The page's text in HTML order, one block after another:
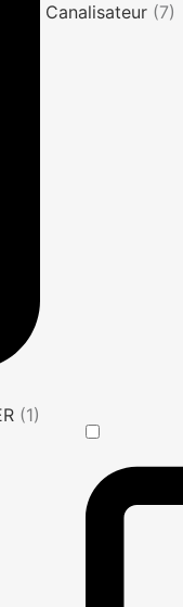
(1)
Canalisateur (7)